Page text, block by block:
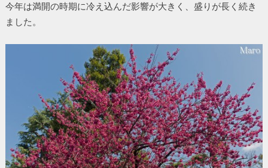
今年は満開の時期に冷え込んだ影響が大きく、盛りが長く続き
ました。